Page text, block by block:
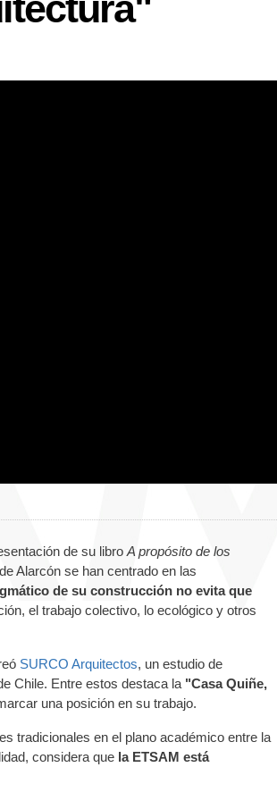
de su libro A propósito de los
Alarcón se han centrado en las
de su construcción no evita que
el trabajo colectivo, lo ecológico y otros
SURCO Arquitectos, un estudio de
Chile. Entre estos destaca la "Casa Quiñe,
una posición en su trabajo.
tradicionales en el plano académico entre la
considera que la ETSAM está